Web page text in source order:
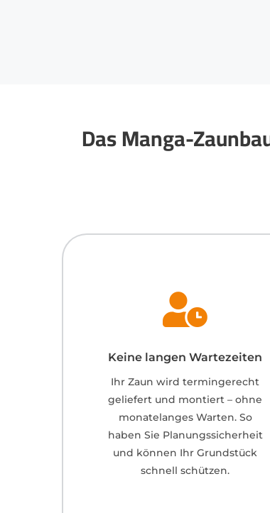
Das Manga-

Keine langen Wartezeiten
Ihr Zaun wird termingerecht
geliefert und montiert – ohne
monatelanges Warten. So
haben Sie Planungssicherheit
und können Ihr Grundstück
schnell schützen.